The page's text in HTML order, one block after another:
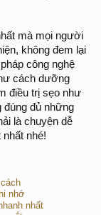
mà mọi người
không đem lại
công nghệ
cách dưỡng
điều trị sẹo như
đúng đủ những
là chuyện dễ
nhé!
nhớ
nhất